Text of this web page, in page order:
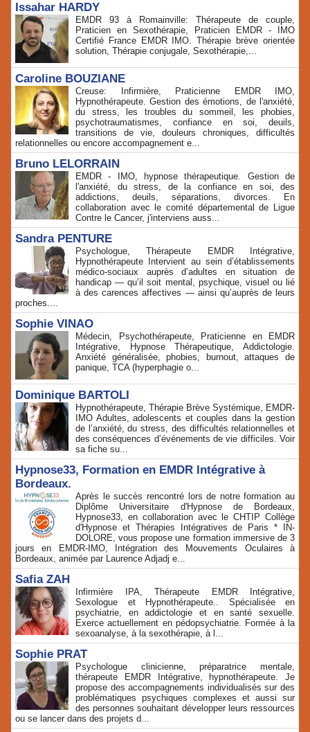
Issahar HARDY
EMDR 93 à Romainville: Thérapeute de couple,
Praticien en Sexothérapie, Praticien EMDR - IMO
Certifié France EMDR IMO. Thérapie brève orientée
solution, Thérapie conjugale, Sexothérapie,...
Caroline BOUZIANE
Creuse: Infirmière, Praticienne EMDR IMO,
Hypnothérapeute. Gestion des émotions, de l'anxiété,
du stress, les troubles du sommeil, les phobies,
psychotraumatismes, confiance en soi, deuils,
transitions de vie, douleurs chroniques, difficultés
relationnelles ou encore accompagnement e...
Bruno LELORRAIN
EMDR - IMO, hypnose thérapeutique. Gestion de
l'anxiété, du stress, de la confiance en soi, des
addictions, deuils, séparations, divorces. En
collaboration avec le comité départemental de Ligue
Contre le Cancer, j'interviens auss...
Sandra PENTURE
Psychologue, Thérapeute EMDR Intégrative,
Hypnothérapeute Intervient au sein d’établissements
médico‑sociaux auprès d’adultes en situation de
handicap — qu’il soit mental, psychique, visuel ou lié
à des carences affectives — ainsi qu’auprès de leurs
proches....
Sophie VINAO
Médecin, Psychothérapeute, Praticienne en EMDR
Intégrative, Hypnose Thérapeutique, Addictologie.
Anxiété généralisée, phobies, burnout, attaques de
panique, TCA (hyperphagie o...
Dominique BARTOLI
Hypnothérapeute, Thérapie Brève Systémique, EMDR-
IMO Adultes, adolescents et couples dans la gestion
de l’anxiété, du stress, des difficultés relationnelles et
des conséquences d’événements de vie difficiles. Voir
sa fiche su...
Hypnose33, Formation en EMDR Intégrative à
Bordeaux.
Après le succès rencontré lors de notre formation au
Diplôme Universitaire d'Hypnose de Bordeaux,
Hypnose33, en collaboration avec le CHTIP Collège
d'Hypnose et Thérapies Intégratives de Paris * IN-
DOLORE, vous propose une formation immersive de 3
jours en EMDR-IMO, Intégration des Mouvements Oculaires à
Bordeaux, animée par Laurence Adjadj e...
Safia ZAH
Infirmière IPA, Thérapeute EMDR Intégrative,
Sexologue et Hypnothérapeute.. Spécialisée en
psychiatrie, en addictologie et en santé sexuelle.
Exerce actuellement en pédopsychiatrie. Formée à la
sexoanalyse, à la sexothérapie, à l...
Sophie PRAT
Psychologue clinicienne, préparatrice mentale,
thérapeute EMDR Intégrative, hypnothérapeute. Je
propose des accompagnements individualisés sur des
problématiques psychiques complexes et aussi sur
des personnes souhaitant développer leurs ressources
ou se lancer dans des projets d...